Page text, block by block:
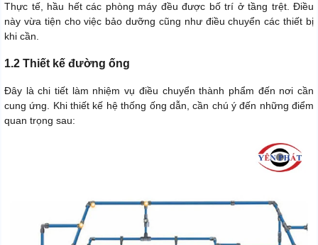
Thực tế, hầu hết các phòng máy đều được bố trí ở tầng trệt. Điều
này vừa tiện cho việc bảo dưỡng cũng như điều chuyển các thiết bị
khi cần.
1.2 Thiết kế đường ống
Đây là chi tiết làm nhiệm vụ điều chuyển thành phẩm đến nơi cần
cung ứng. Khi thiết kế hệ thống ống dẫn, cần chú ý đến những điểm
quan trọng sau: